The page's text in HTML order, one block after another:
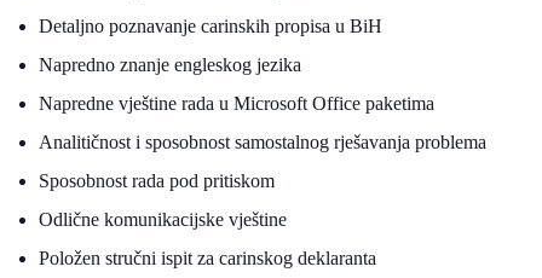
Detaljno poznavanje carinskih propisa u BiH
Napredno znanje engleskog jezika
Napredne vještine rada u Microsoft Office paketima
Analitičnost i sposobnost samostalnog rješavanja problema
Sposobnost rada pod pritiskom
Odlične komunikacijske vještine
Položen stručni ispit za carinskog deklaranta